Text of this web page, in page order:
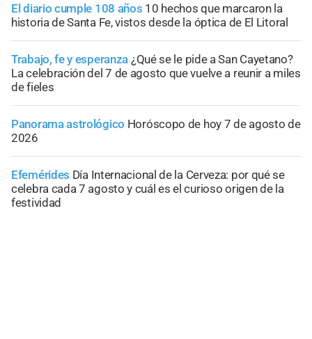
El diario cumple 108 años 10 hechos que marcaron la
historia de Santa Fe, vistos desde la óptica de El Litoral
Trabajo, fe y esperanza ¿Qué se le pide a San Cayetano?
La celebración del 7 de agosto que vuelve a reunir a miles
de fieles
Panorama astrológico Horóscopo de hoy 7 de agosto de
2026
Efemérides Día Internacional de la Cerveza: por qué se
celebra cada 7 agosto y cuál es el curioso origen de la
festividad